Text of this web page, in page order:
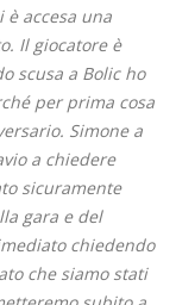
accesa una
Il giocatore è
scusa a Bolic ho
per prima cosa
Simone a
a chiedere
sicuramente
gara e del
chiedendo
che siamo stati